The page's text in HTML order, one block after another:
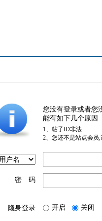
您没有登录或者您
能有如下几个原因
1、帖子ID非法
2、您还不是站点会员
密 码
隐身登录 开启 关闭